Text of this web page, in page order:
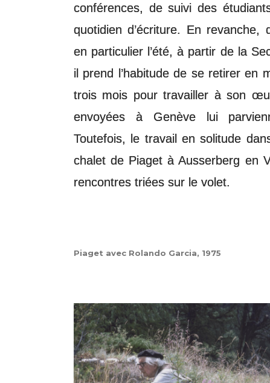
conférences, de suivi des
quotidien d’écriture. En revanche,
en particulier l’été, à partir de la
il prend l’habitude de se retirer en
trois mois pour travailler à son
envoyées à Genève lui
Toutefois, le travail en solitude
chalet de Piaget à Ausserberg en
rencontres triées sur le volet.
Piaget avec Rolando Garcia, 1975